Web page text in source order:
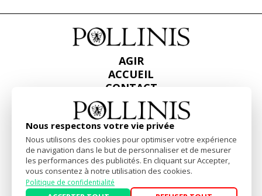
AGIR
ACCUEIL
CONTACT
PRESSE
RAPPORTS & BILANS
FacebookLinkedinInstagram
Mentions Légales-Politique de confidentialité
Website byakiprod
Nous respectons votre vie privée
Nous utilisons des cookies pour optimiser votre expérience
de navigation dans le but de personnaliser et de mesurer
les performances des publicités. En cliquant sur Accepter,
vous consentez à notre utilisation des cookies.
Politique de confidentialité